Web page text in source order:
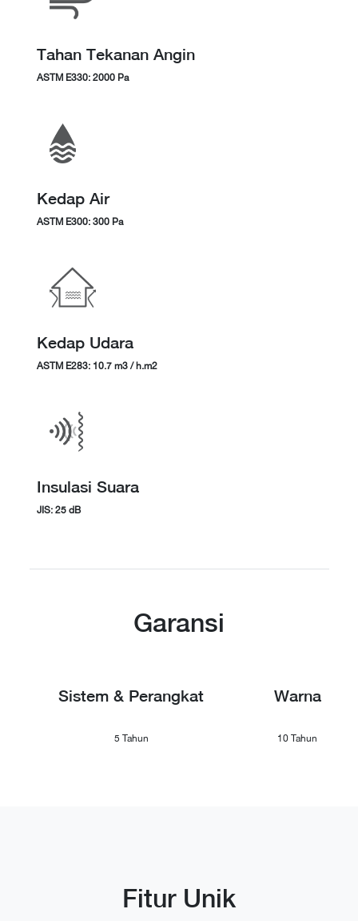
Tahan Tekanan Angin
ASTM E330: 2000 Pa
Kedap Air
ASTM E300: 300 Pa
Kedap Udara
ASTM E283: 10.7 m3 / h.m2
Insulasi Suara
JIS: 25 dB
Garansi
Sistem & Perangkat Warna
5 Tahun 10 Tahun
Fitur Unik